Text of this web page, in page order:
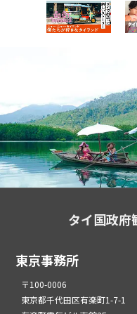
タイ国政府
東京事務所
〒100-0006
東京都千代田区有楽町1-7-1